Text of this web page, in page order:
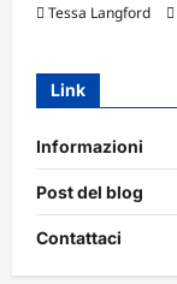
Tessa Langford
Link
Informazioni
Post del blog
Contattaci